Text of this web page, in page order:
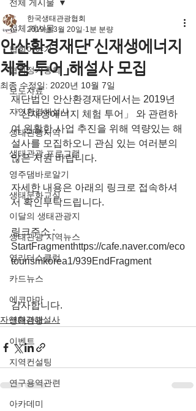
전체 게시물
협회이야기
협회정기총회
보도자료
자연환경해설사
생태관광지역
생태관광 프로그램
영주댐바로알기
생태문화교실
이달의 생태관광지
생태관광 지역뉴스
영리더스클럽
카드뉴스
에코마마
생태관광
이벤트
지역컨설팅
연구용역관련
아카데미
전체 게시물
안산환경재단「신재생에너지
체험 투어」해설사 모집
한국생태관광협회
2019년 3월 20일 1분 분량
최종 수정일: 2020년 10월 7일
재단법인 안산환경재단에서는 2019년
「신재생에너지 체험 투어」 와 관련하
여 원활한 사업 추진을 위해 역량있는 해
설사를 모집하오니 관심 있는 여러분의
많은 지원 바랍니다.
자세한 내용은 아래의 링크로 접속하셔
서 확인부탁드립니다.
링크주소 :
StartFragmenthttps://cafe.naver.com/eco
tourismkorea1/939EndFragment
감사합니다.
자연환경해설사